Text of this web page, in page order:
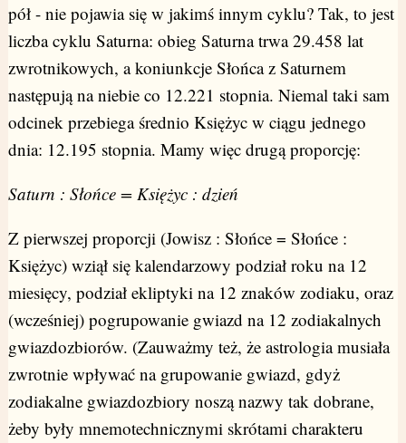
pół - nie pojawia się w jakimś innym cyklu? Tak, to jest
liczba cyklu Saturna: obieg Saturna trwa 29.458 lat
zwrotnikowych, a koniunkcje Słońca z Saturnem
następują na niebie co 12.221 stopnia. Niemal taki sam
odcinek przebiega średnio Księżyc w ciągu jednego
dnia: 12.195 stopnia. Mamy więc drugą proporcję:
Saturn : Słońce = Księżyc : dzień
Z pierwszej proporcji (Jowisz : Słońce = Słońce :
Księżyc) wziął się kalendarzowy podział roku na 12
miesięcy, podział ekliptyki na 12 znaków zodiaku, oraz
(wcześniej) pogrupowanie gwiazd na 12 zodiakalnych
gwiazdozbiorów. (Zauważmy też, że astrologia musiała
zwrotnie wpływać na grupowanie gwiazd, gdyż
zodiakalne gwiazdozbiory noszą nazwy tak dobrane,
żeby były mnemotechnicznymi skrótami charakteru